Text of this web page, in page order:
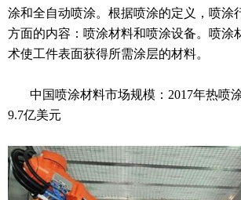
涂和全自动喷涂。根据喷涂的定义，喷涂
方面的内容：喷涂材料和喷涂设备。喷涂
术使工件表面获得所需涂层的材料。
中国喷涂材料市场规模：2017年热喷
9.7亿美元